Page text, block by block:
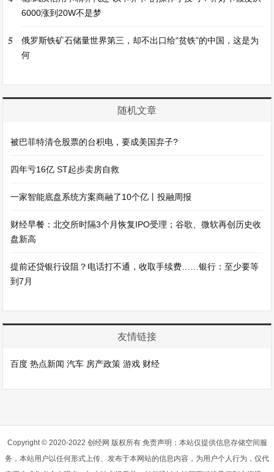
6000涨到20W不是梦
5
俄罗斯铁矿石储量世界第三，却不出口给“贫铁”的中国，这是为
何
随机文章
被巴菲特清仓股票的台积电，要成美国弃子?
四年亏16亿 ST起步卖房自救
一家智能底盘系统方案商融了10个亿丨投融周报
财经早餐：北交所时隔3个月恢复IPO受理；谷歌、微软再创历史收
盘新高
提前还贷银行设阻？电话打不通，收取手续费……银行：至少要等
到7月
友情链接
百度 热点新闻 汽车 房产政策 游戏 财经
Copyright © 2020-2022 创经网 版权所有 免责声明：本站仅提供信息存储空间服
务，本站用户以任何形式上传、发布于本网站的信息内容，为用户个人行为，仅代